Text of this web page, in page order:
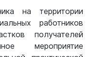
на территории
работников
получателей
мероприятие